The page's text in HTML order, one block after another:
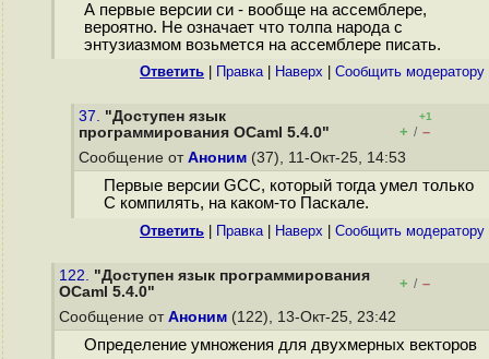
А первые версии си - вообще на ассемблере,
вероятно. Не означает что толпа народа с
энтузиазмом возьмется на ассемблере писать.
Ответить Правка| Наверх Cообщить модератору
37. "Доступен язык
программирования OCaml 5.4.0"
+1
+ / –
Сообщение от Аноним (37), 11-Окт-25, 14:53
Первые версии GCC, который тогда умел только
C компилять, на каком-то Паскале.
Ответить Правка| Наверх Cообщить модератору
122. "Доступен язык программирования
OCaml 5.4.0"
+ / –
Сообщение от Аноним (122), 13-Окт-25, 23:42
Определение умножения для двухмерных векторов